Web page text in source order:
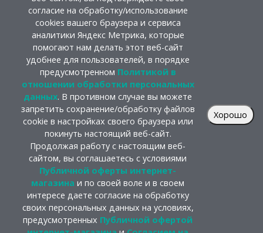
согласие на обработку/использование
cookies вашего браузера и сервиса
аналитики Яндекс Метрика, которые
помогают нам делать этот веб-сайт
удобнее для пользователей, в порядке
предусмотренном Политикой в
отношении обработки персональных
данных. В противном случае вы можете
запретить сохранение/обработку файлов
cookie в настройках своего браузера или
покинуть настоящий веб-сайт.
Продолжая работу с настоящим веб-
сайтом, вы соглашаетесь с условиями
Публичной оферты интернет-
магазина и по своей воле и в своем
интересе даете согласие на обработку
своих персональных данных на условиях,
предусмотренных Публичной офертой
Хорошо